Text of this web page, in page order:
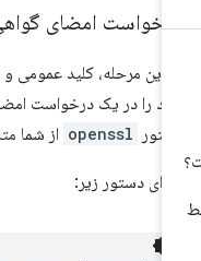
امضای گواهی
این مرحله، کلید عمومی و
openssl از شما
دستور زیر: